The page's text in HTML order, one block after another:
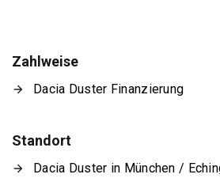
Zahlweise
Dacia Duster Finanzierung
Standort
Dacia Duster in München /